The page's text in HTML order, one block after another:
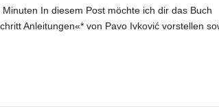
In diesem Post möchte ich dir das Buch
Anleitungen«* von Pavo Ivković vorstellen